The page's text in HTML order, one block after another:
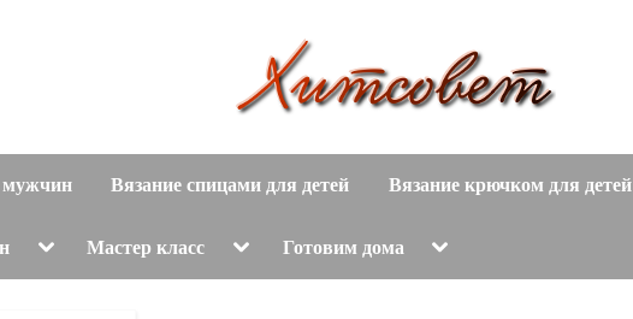
и
т
вязание
мужчин Вязание спицами для детей Вязание крючком для детей
Toggle
menu
Мастер класс Toggle
menu
Готовим дома Toggle
menu